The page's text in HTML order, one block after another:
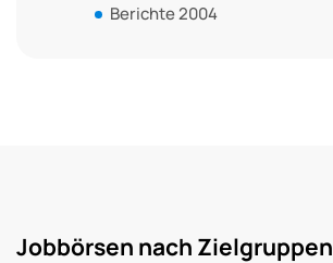
Berichte 2004
Jobbörsen nach Zielgruppen